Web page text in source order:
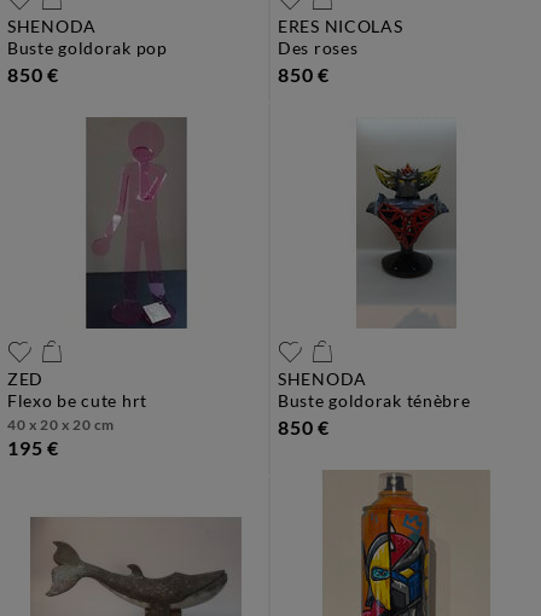
SHENODA
buste goldorak pop
850 €
ERES NICOLAS
des roses
850 €
ZED
flexo be cute hrt
40 x 20 x 20 cm
195 €
SHENODA
buste goldorak ténèbre
850 €